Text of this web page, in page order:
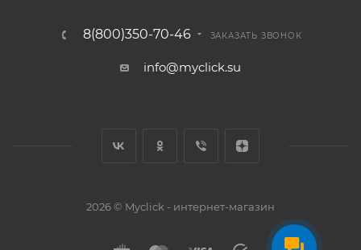
8(800)350-70-46 ЗАКАЗАТЬ ЗВОНОК
info@myclick.su
2026 © Myclick - интернет-магазин